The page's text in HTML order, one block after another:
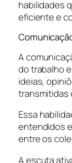
habilidades
eficiente e
A
do trabalho
ideias,
transmitidas
Essa
entendidos
entre os
A escuta